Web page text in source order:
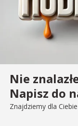
Nie
Napisz do
Znajdziemy dla